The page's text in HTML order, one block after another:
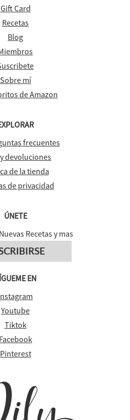
Gift Card
Recetas
Blog
Sobre mí
de Amazon
frecuentes
devoluciones
de la tienda
de privacidad
ÚNETE
Recetas y mas
EN
Youtube
Tiktok
Facebook
Pinterest